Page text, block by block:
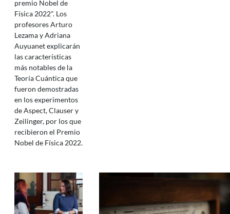
premio Nobel de
Física 2022". Los
profesores Arturo
Lezama y Adriana
Auyuanet explicarán
las características
más notables de la
Teoría Cuántica que
fueron demostradas
en los experimentos
de Aspect, Clauser y
Zeilinger, por los que
recibieron el Premio
Nobel de Física 2022.